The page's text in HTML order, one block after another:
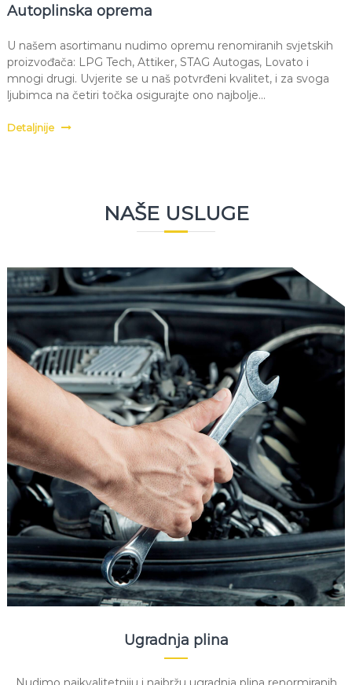
Autoplinska oprema
U našem asortimanu nudimo opremu renomiranih svjetskih
proizvođača: LPG Tech, Attiker, STAG Autogas, Lovato i
mnogi drugi. Uvjerite se u naš potvrđeni kvalitet, i za svoga
ljubimca na četiri točka osigurajte ono najbolje...
Detaljnije
NAŠE USLUGE
Ugradnja plina